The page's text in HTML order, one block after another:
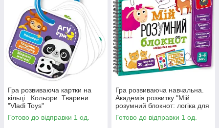
Гра розвиваюча картки на
кільці . Кольори. Тварини.
"Vladi Toys"
Готово до відправки 1 од.
Гра розвиваюча навчальна.
Академія розвитку "Мій
розумний блокнот: логіка для
малят"
Готово до відправки 1 од.